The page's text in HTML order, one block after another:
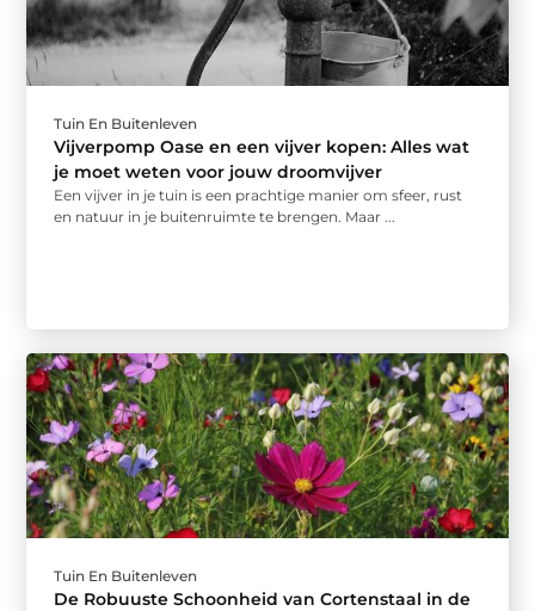
Tuin En Buitenleven
Vijverpomp Oase en een vijver kopen: Alles wat
je moet weten voor jouw droomvijver
Een vijver in je tuin is een prachtige manier om sfeer, rust
en natuur in je buitenruimte te brengen. Maar ...
Tuin En Buitenleven
De Robuuste Schoonheid van Cortenstaal in de